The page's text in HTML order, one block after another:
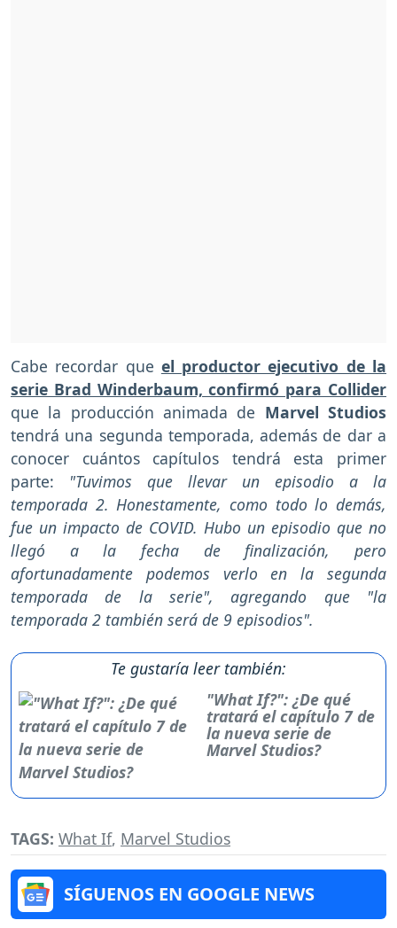
Cabe recordar que el productor ejecutivo de la
serie Brad Winderbaum, confirmó para Collider
que la producción animada de Marvel Studios
tendrá una segunda temporada, además de dar a
conocer cuántos capítulos tendrá esta primer
parte: "Tuvimos que llevar un episodio a la
temporada 2. Honestamente, como todo lo demás,
fue un impacto de COVID. Hubo un episodio que no
llegó a la fecha de finalización, pero
afortunadamente podemos verlo en la segunda
temporada de la serie", agregando que "la
temporada 2 también será de 9 episodios".
Te gustaría leer también:
"What If?": ¿De qué
tratará el capítulo 7 de
la nueva serie de
Marvel Studios?
TAGS: What If, Marvel Studios
SÍGUENOS EN GOOGLE NEWS